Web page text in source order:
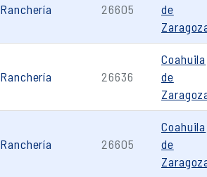
Ranchería 26605
de
Ranchería
26636
Coahuila
de
Ranchería
26605
Coahuila
de